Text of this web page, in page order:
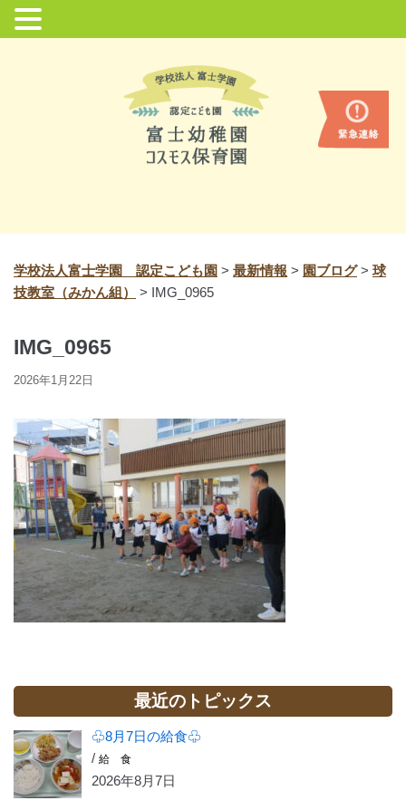
ッ
学校法人富士学園 認定こども園 > 最新情報 > 園ブログ> 球
技教室（みかん組）
> IMG_0965
IMG_0965
2026年1月22日
最近のトピックス
♧8月7日の給食♧
/給 食
2026年8月7日